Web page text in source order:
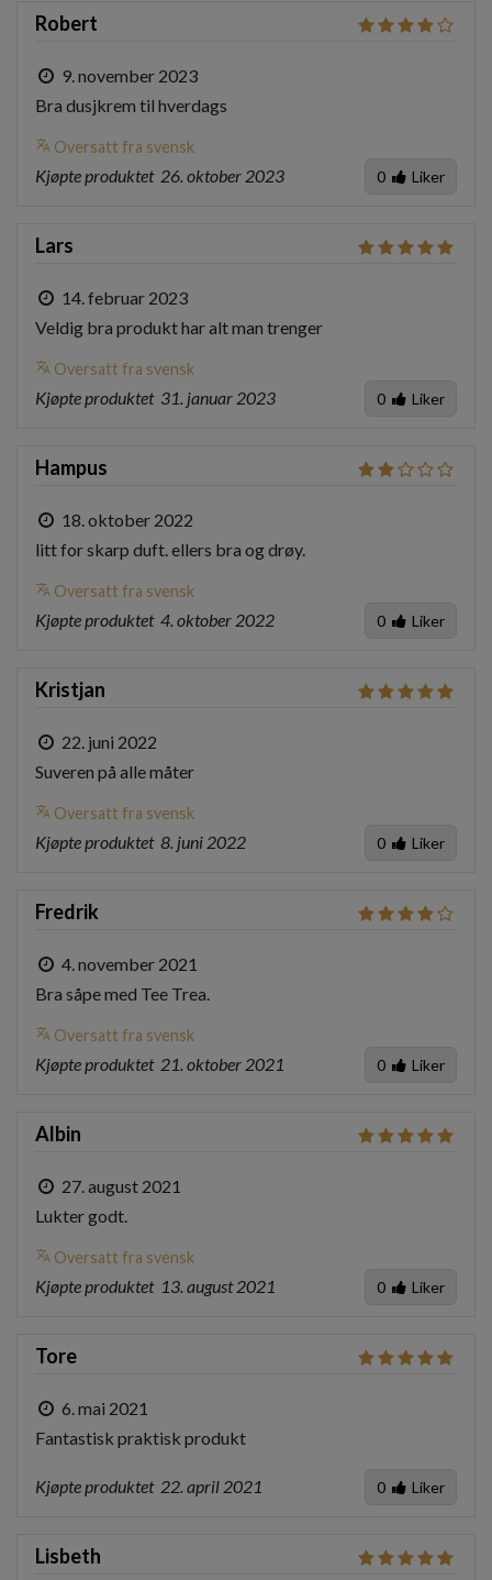
Robert
9. november 2023
Bra dusjkrem til hverdags
translate Oversatt fra svensk
Kjøpte produktet 26. oktober 2023 0 Liker
Lars
14. februar 2023
Veldig bra produkt har alt man trenger
translate Oversatt fra svensk
Kjøpte produktet 31. januar 2023 0 Liker
Hampus
18. oktober 2022
litt for skarp duft. ellers bra og drøy.
translate Oversatt fra svensk
Kjøpte produktet 4. oktober 2022 0 Liker
Kristjan
22. juni 2022
Suveren på alle måter
translate Oversatt fra svensk
Kjøpte produktet 8. juni 2022 0 Liker
Fredrik
4. november 2021
Bra såpe med Tee Trea.
translate Oversatt fra svensk
Kjøpte produktet 21. oktober 2021 0 Liker
Albin
27. august 2021
Lukter godt.
translate Oversatt fra svensk
Kjøpte produktet 13. august 2021 0 Liker
Tore
6. mai 2021
Fantastisk praktisk produkt
Kjøpte produktet 22. april 2021 0 Liker
Lisbeth